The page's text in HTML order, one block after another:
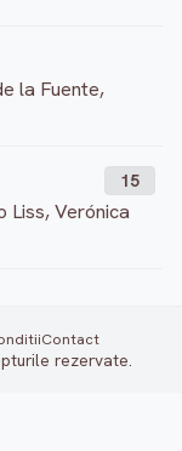
la Fuente,
15
Liss, Verónica
Contact
rezervate.